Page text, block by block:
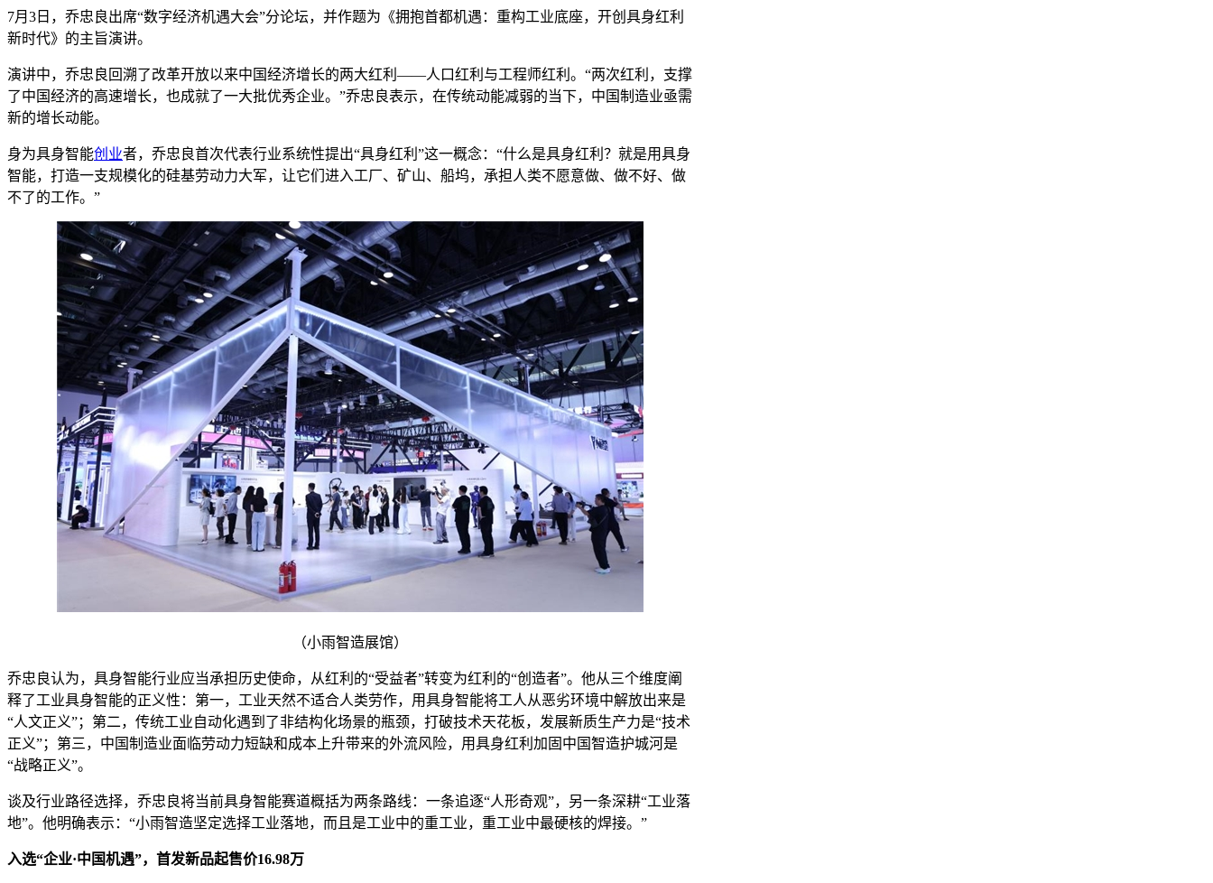
7月3日，乔忠良出席“数字经济机遇大会”分论坛，并作题为《拥抱首都机遇：重构工业底座，开创具身红利
新时代》的主旨演讲。
演讲中，乔忠良回溯了改革开放以来中国经济增长的两大红利——人口红利与工程师红利。“两次红利，支撑
了中国经济的高速增长，也成就了一大批优秀企业。”乔忠良表示，在传统动能减弱的当下，中国制造业亟需
新的增长动能。
身为具身智能创业者，乔忠良首次代表行业系统性提出“具身红利”这一概念：“什么是具身红利？就是用具身
智能，打造一支规模化的硅基劳动力大军，让它们进入工厂、矿山、船坞，承担人类不愿意做、做不好、做
不了的工作。”
（小雨智造展馆）
乔忠良认为，具身智能行业应当承担历史使命，从红利的“受益者”转变为红利的“创造者”。他从三个维度阐
释了工业具身智能的正义性：第一，工业天然不适合人类劳作，用具身智能将工人从恶劣环境中解放出来是
“人文正义”；第二，传统工业自动化遇到了非结构化场景的瓶颈，打破技术天花板，发展新质生产力是“技术
正义”；第三，中国制造业面临劳动力短缺和成本上升带来的外流风险，用具身红利加固中国智造护城河是
“战略正义”。
谈及行业路径选择，乔忠良将当前具身智能赛道概括为两条路线：一条追逐“人形奇观”，另一条深耕“工业落
地”。他明确表示：“小雨智造坚定选择工业落地，而且是工业中的重工业，重工业中最硬核的焊接。”
入选“企业·中国机遇”，首发新品起售价16.98万